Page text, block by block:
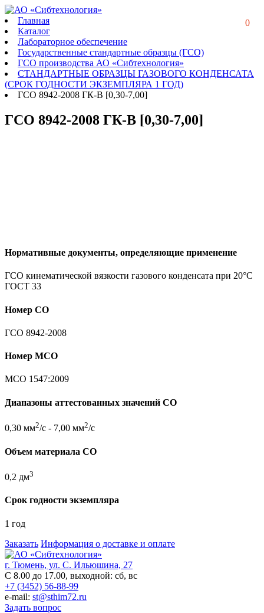
0
Главная
Каталог
Лабораторное обеспечение
Государственные стандартные образцы (ГСО)
ГСО производства АО «Сибтехнология»
СТАНДАРТНЫЕ ОБРАЗЦЫ ГАЗОВОГО КОНДЕНСАТА
(СРОК ГОДНОСТИ ЭКЗЕМПЛЯРА 1 ГОД)
ГСО 8942-2008 ГК-В [0,30-7,00]
ГСО 8942-2008 ГК-В [0,30-7,00]
Нормативные документы, определяющие применение
ГСО кинематической вязкости газового конденсата при 20°С
ГОСТ 33
Номер СО
ГСО 8942-2008
Номер МСО
МСО 1547:2009
Диапазоны аттестованных значений СО
0,30 мм2/с - 7,00 мм2/с
Объем материала СО
0,2 дм3
Срок годности экземпляра
1 год
Заказать Информация о доставке и оплате
г. Тюмень, ул. С. Ильюшина, 27
С 8.00 до 17.00, выходной: сб, вс
+7 (3452) 56-88-99
e-mail: st@sthim72.ru
Задать вопрос